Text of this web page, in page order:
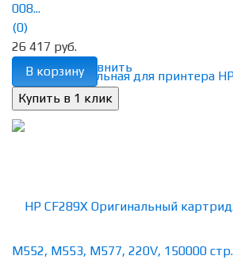
избранное сравнить
008...
(0)
26 417 руб.
В корзину